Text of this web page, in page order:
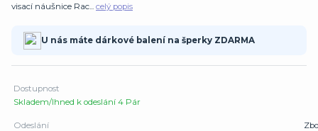
visací náušnice Rac... celý popis
U nás máte dárkové balení na šperky ZDARMA
Dostupnost
Skladem/Ihned k odeslání 4 Pár
Odeslání